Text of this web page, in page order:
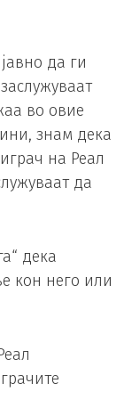
да ги
во овие
знам дека
на Реал
да
дека
кон него или